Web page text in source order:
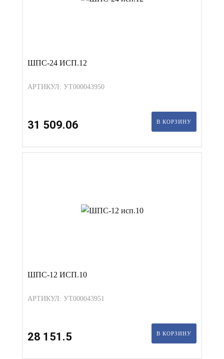
ШПС-24 ИСП.12
АРТИКУЛ: УТ000043950
31 509.06 В КОРЗИНУ
ШПС-12 ИСП.10
АРТИКУЛ: УТ000043951
28 151.5 В КОРЗИНУ